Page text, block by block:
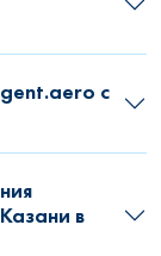
с
в